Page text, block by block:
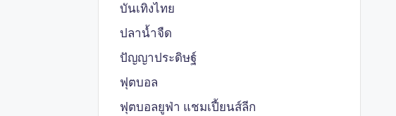
บันเทิงไทย
ปลาน้ำจืด
ปัญญาประดิษฐ์
ฟุตบอล
ฟุตบอลยูฟ่า แชมเปี้ยนส์ลีก